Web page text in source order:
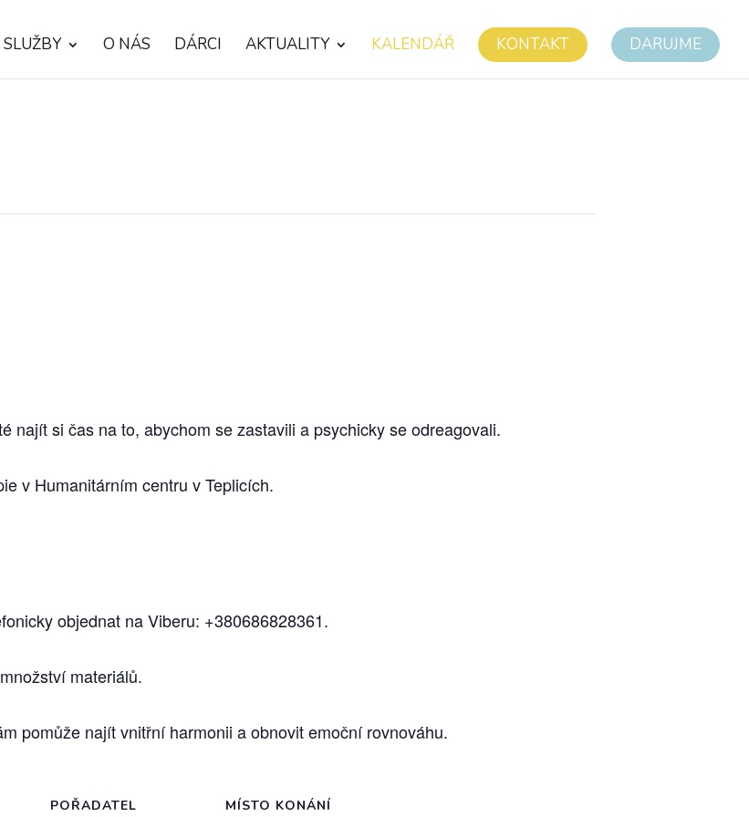
SLUŽBY O NÁS DÁRCI AKTUALITY KALENDÁŘ KONTAKT DARUJME
najít si čas na to, abychom se zastavili a psychicky se odreagovali.
v Humanitárním centru v Teplicích.
objednat na Viberu: +380686828361.
materiálů.
pomůže najít vnitřní harmonii a obnovit emoční rovnováhu.
POŘADATEL MÍSTO KONÁNÍ